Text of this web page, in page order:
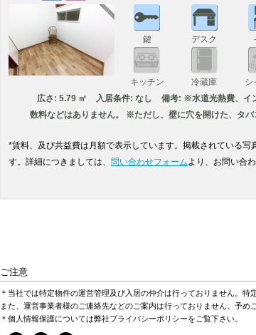
鍵 デスク
キッチン 冷蔵庫 シ
広さ: 5.79 ㎡ 入居条件: なし
備考: ※水道光熱費、イ
数料などはありません。 ※ただし、壁に穴を開けた、タ
*賃料、及び共益費は月額で表示しています。掲載されている
す。詳細につきましては、 問い合わせフォーム より、お問い合わ
ご注意
＊当社では特定物件の運営管理及び入居の仲介は行っておりません。
また、運営事業者様のご連絡先などのご案内は行っておりません。予め
＊個人情報保護については弊社プライバシーポリシーをご覧下さい。